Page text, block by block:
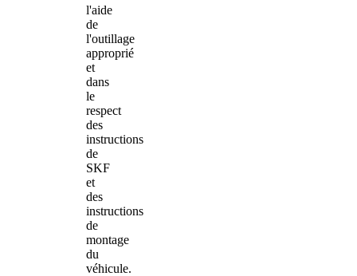
l'aide
de
l'outillage
approprié
et
dans
le
respect
des
instructions
de
SKF
et
des
instructions
de
montage
du
véhicule.